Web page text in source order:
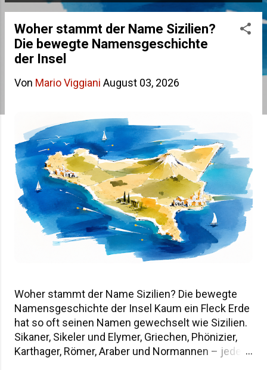
s
Woher stammt der Name Sizilien?
Die bewegte Namensgeschichte
der Insel
Von Mario Viggiani August 03, 2026
Woher stammt der Name Sizilien? Die bewegte
Namensgeschichte der Insel Kaum ein Fleck Erde
hat so oft seinen Namen gewechselt wie Sizilien.
Sikaner, Sikeler und Elymer, Griechen, Phönizier,
Karthager, Römer, Araber und Normannen – jede